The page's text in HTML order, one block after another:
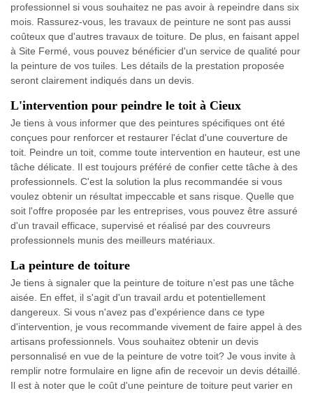
professionnel si vous souhaitez ne pas avoir à repeindre dans six
mois. Rassurez-vous, les travaux de peinture ne sont pas aussi
coûteux que d'autres travaux de toiture. De plus, en faisant appel
à Site Fermé, vous pouvez bénéficier d'un service de qualité pour
la peinture de vos tuiles. Les détails de la prestation proposée
seront clairement indiqués dans un devis.
L'intervention pour peindre le toit à Cieux
Je tiens à vous informer que des peintures spécifiques ont été
conçues pour renforcer et restaurer l'éclat d'une couverture de
toit. Peindre un toit, comme toute intervention en hauteur, est une
tâche délicate. Il est toujours préféré de confier cette tâche à des
professionnels. C'est la solution la plus recommandée si vous
voulez obtenir un résultat impeccable et sans risque. Quelle que
soit l'offre proposée par les entreprises, vous pouvez être assuré
d'un travail efficace, supervisé et réalisé par des couvreurs
professionnels munis des meilleurs matériaux.
La peinture de toiture
Je tiens à signaler que la peinture de toiture n'est pas une tâche
aisée. En effet, il s'agit d'un travail ardu et potentiellement
dangereux. Si vous n'avez pas d'expérience dans ce type
d'intervention, je vous recommande vivement de faire appel à des
artisans professionnels. Vous souhaitez obtenir un devis
personnalisé en vue de la peinture de votre toit? Je vous invite à
remplir notre formulaire en ligne afin de recevoir un devis détaillé.
Il est à noter que le coût d'une peinture de toiture peut varier en